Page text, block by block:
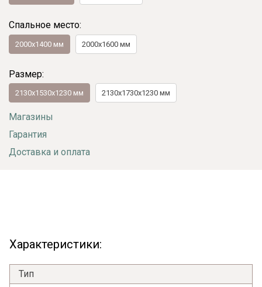
Спальное место:
2000х1400 мм 2000х1600 мм
Размер:
2130x1530x1230 мм 2130x1730x1230 мм
Магазины
Гарантия
Доставка и оплата
Характеристики:
Тип